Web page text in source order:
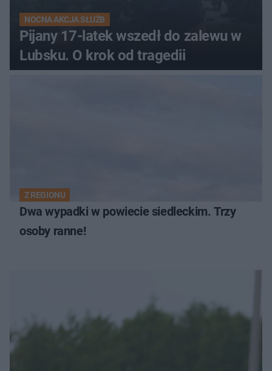
NOCNA AKCJA SŁUŻB
Pijany 17-latek wszedł do zalewu w
Lubsku. O krok od tragedii
Z REGIONU
Dwa wypadki w powiecie siedleckim. Trzy
osoby ranne!